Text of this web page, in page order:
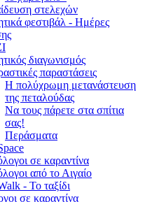
στελεχών
φεστιβάλ - Ημέρες
διαγωνισμός
παραστάσεις
Η πολύχρωμη μετανάστευση
της πεταλούδας
Να τους πάρετε στα σπίτια
σας!
Περάσματα
σε καραντίνα
από το Αιγαίο
- Το ταξίδι
σε καραντίνα